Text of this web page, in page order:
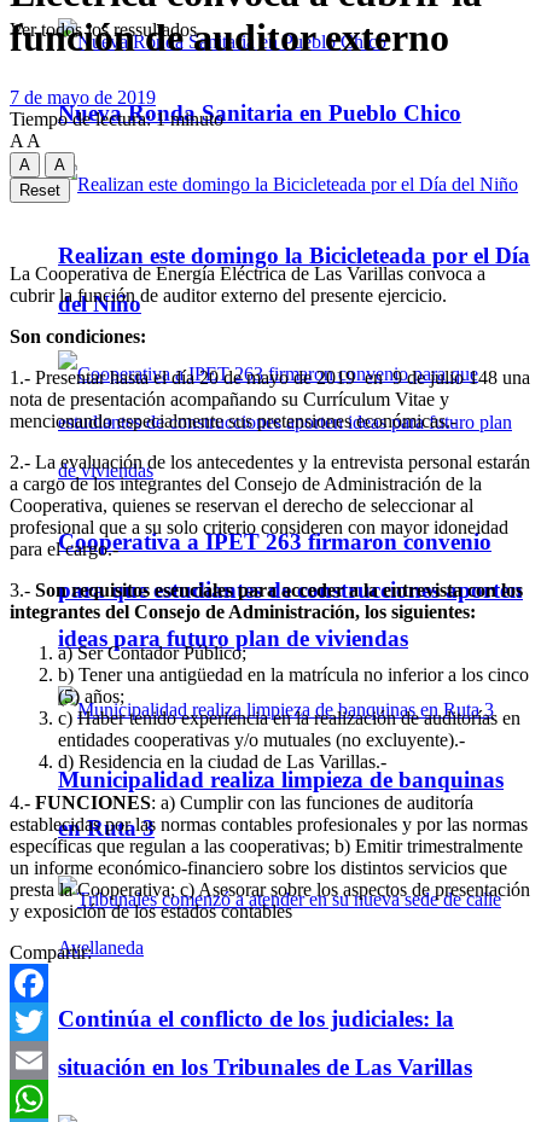
Nueva Ronda Sanitaria en Pueblo Chico
Realizan este domingo la Bicicleteada por el Día
del Niño
Cooperativa a IPET 263 firmaron convenio
para que estudiantes de construcciones aporten
ideas para futuro plan de viviendas
Municipalidad realiza limpieza de banquinas
en Ruta 3
Continúa el conflicto de los judiciales: la
situación en los Tribunales de Las Varillas
Ver todos los ressultados
función de auditor externo
7 de mayo de 2019
Tiempo de lectura: 1 minuto
A A
A
A
Reset
La Cooperativa de Energía Eléctrica de Las Varillas convoca a
cubrir la función de auditor externo del presente ejercicio.
Son condiciones:
1.- Presentar hasta el día 20 de mayo de 2019 en 9 de julio 148 una
nota de presentación acompañando su Currículum Vitae y
mencionando especialmente sus pretensiones económicas.-
2.- La evaluación de los antecedentes y la entrevista personal estarán
a cargo de los integrantes del Consejo de Administración de la
Cooperativa, quienes se reservan el derecho de seleccionar al
profesional que a su solo criterio consideren con mayor idoneidad
para el cargo.-
3.- Son requisitos esenciales para acceder a la entrevista con los
integrantes del Consejo de Administración, los siguientes:
a) Ser Contador Público;
b) Tener una antigüedad en la matrícula no inferior a los cinco
(5) años;
c) Haber tenido experiencia en la realización de auditorías en
entidades cooperativas y/o mutuales (no excluyente).-
d) Residencia en la ciudad de Las Varillas.-
4.- FUNCIONES: a) Cumplir con las funciones de auditoría
establecidas por las normas contables profesionales y por las normas
específicas que regulan a las cooperativas; b) Emitir trimestralmente
un informe económico-financiero sobre los distintos servicios que
presta la Cooperativa; c) Asesorar sobre los aspectos de presentación
y exposición de los estados contables
Compartir:
Facebook
Twitter
Email